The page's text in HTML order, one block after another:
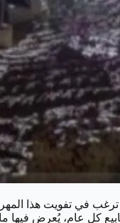
تفويت هذا
كل عام، يُعرض فيها